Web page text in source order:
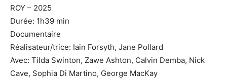
ROY – 2025
Durée: 1h39 min
Documentaire
Réalisateur/trice: Iain Forsyth, Jane Pollard
Avec: Tilda Swinton, Zawe Ashton, Calvin Demba, Nick
Cave, Sophia Di Martino, George MacKay